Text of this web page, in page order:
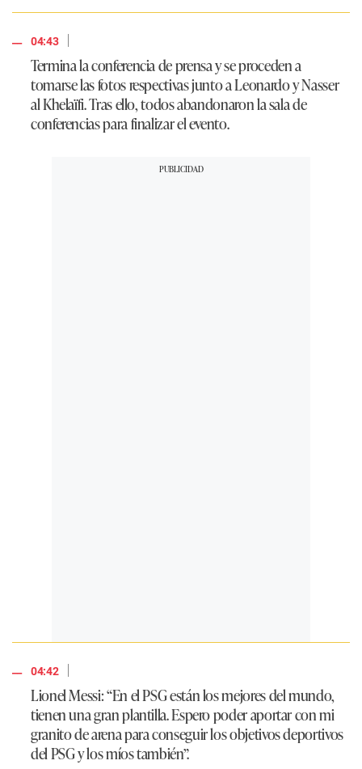
04:43
|
Termina la conferencia de prensa y se proceden a
tomarse las fotos respectivas junto a Leonardo y Nasser
al Khelaïfi. Tras ello, todos abandonaron la sala de
conferencias para finalizar el evento.
04:42
|
Lionel Messi: “En el PSG están los mejores del mundo,
tienen una gran plantilla. Espero poder aportar con mi
granito de arena para conseguir los objetivos deportivos
del PSG y los míos también”.